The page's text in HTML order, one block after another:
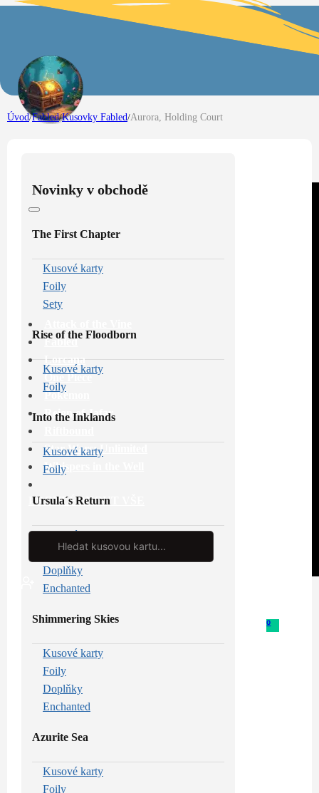
Fabled
Lorcana
One Piece
Pokémon
Reign of Jafar
Star Wars: Unlimited
Whispers in the Well
PROHLÉDNOUT VŠE
Search
0
Úvod/Fabled/Kusovky Fabled/Aurora, Holding Court
Novinky v obchodě
The First Chapter
Kusové karty
Foily
Sety
Rise of the Floodborn
Kusové karty
Foily
Into the Inklands
Kusové karty
Foily
Ursula´s Return
Kusové karty
Foily
Doplňky
Enchanted
Shimmering Skies
Kusové karty
Foily
Doplňky
Enchanted
Azurite Sea
Kusové karty
Foily